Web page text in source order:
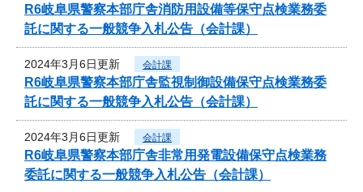
R6岐阜県警察本部庁舎消防用設備等保守点検業務委
託に関する一般競争入札公告（会計課）
2024年3月6日更新 会計課
R6岐阜県警察本部庁舎監視制御設備保守点検業務委
託に関する一般競争入札公告（会計課）
2024年3月6日更新 会計課
R6岐阜県警察本部庁舎非常用発電設備保守点検業務
委託に関する一般競争入札公告（会計課）